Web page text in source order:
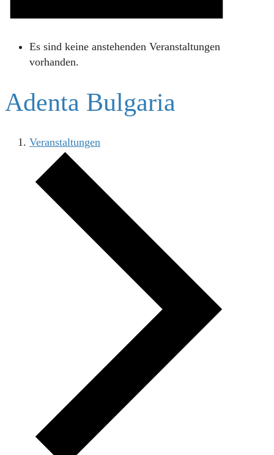
Es sind keine anstehenden Veranstaltungen
vorhanden.
Adenta Bulgaria
Veranstaltungen